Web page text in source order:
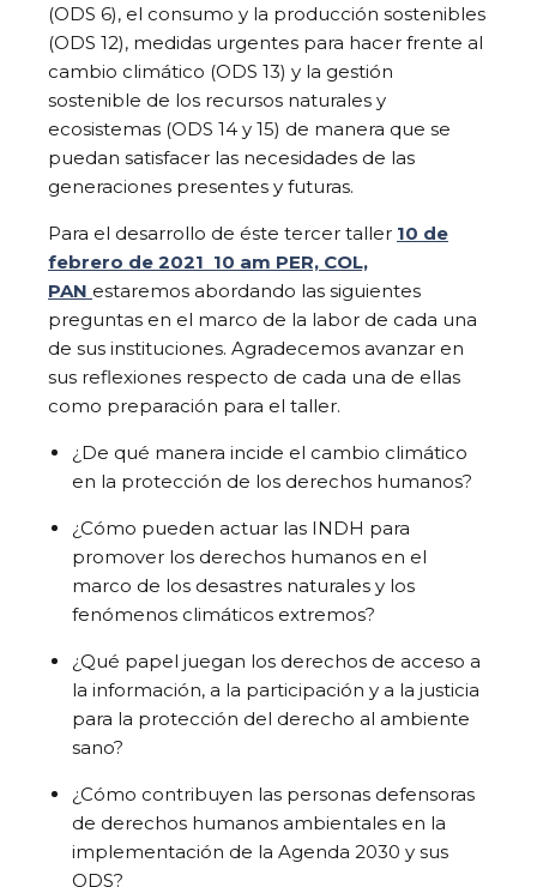
(ODS 6), el consumo y la producción sostenibles
(ODS 12), medidas urgentes para hacer frente al
cambio climático (ODS 13) y la gestión
sostenible de los recursos naturales y
ecosistemas (ODS 14 y 15) de manera que se
puedan satisfacer las necesidades de las
generaciones presentes y futuras.
Para el desarrollo de éste tercer taller 10 de
febrero de 2021 10 am PER, COL,
PAN estaremos abordando las siguientes
preguntas en el marco de la labor de cada una
de sus instituciones. Agradecemos avanzar en
sus reflexiones respecto de cada una de ellas
como preparación para el taller.
¿De qué manera incide el cambio climático
en la protección de los derechos humanos?
¿Cómo pueden actuar las INDH para
promover los derechos humanos en el
marco de los desastres naturales y los
fenómenos climáticos extremos?
¿Qué papel juegan los derechos de acceso a
la información, a la participación y a la justicia
para la protección del derecho al ambiente
sano?
¿Cómo contribuyen las personas defensoras
de derechos humanos ambientales en la
implementación de la Agenda 2030 y sus
ODS?